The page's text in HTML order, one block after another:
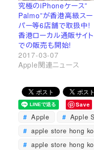
究極のiPhoneケース”
Palmo”が香港高級スー
パー等6店舗で取扱中!
香港ローカル通販サイト
での販売も開始!
2017-03-07
Apple関連ニュース
Save
Apple
Apple
apple store hong
apple store hong